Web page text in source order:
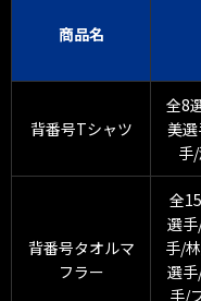
商品名
背番号Tシャツ
全8
美
手
背番号タオルマ
フラー
全
選
手/
選
手/